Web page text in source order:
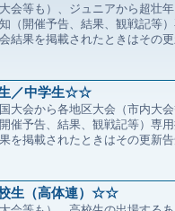
会等も）、ジュニアから超壮
（開催予告、結果、観戦記等
結果を掲載されたときはその
／中学生☆☆
大会から各地区大会（市内大
催予告、結果、観戦記等）専
を掲載されたときはその更新
生（高体連）☆☆